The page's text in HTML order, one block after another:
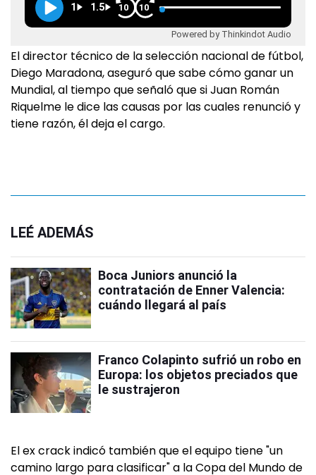
1 1.5 10 10
Powered by Thinkindot Audio
El director técnico de la selección nacional de fútbol,
Diego Maradona, aseguró que sabe cómo ganar un
Mundial, al tiempo que señaló que si Juan Román
Riquelme le dice las causas por las cuales renunció y
tiene razón, él deja el cargo.
LEÉ ADEMÁS
Boca Juniors anunció la
contratación de Enner Valencia:
cuándo llegará al país
Franco Colapinto sufrió un robo en
Europa: los objetos preciados que
le sustrajeron
El ex crack indicó también que el equipo tiene "un
camino largo para clasificar" a la Copa del Mundo de